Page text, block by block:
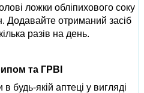
ложки обліпихового соку
Додавайте отриманий засіб
разів на день.
та ГРВІ
будь-якій аптеці у вигляді